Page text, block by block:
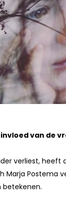
van de
verliest,
Marja Postema
betekenen.